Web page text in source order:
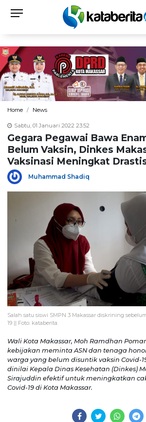
Home News
Sabtu, 01 Januari 2022 23:52
Gegara Pegawai Bawa
Belum Vaksin, Dinkes
Vaksinasi Meningkat
Muhammad Shadiq
Salah satu siswi SMPN 3 Makassar diskrining
19 || Foto: kataberita
Wali Kota Makassar, Moh Ramdhan
kebijakan meminta ASN dan tenaga
warga yang belum disuntik vaksin Covid-
dinilai Kepala Dinas Kesehatan (Dinkes)
Sirajuddin efektif untuk meningkatkan
Covid-19 di Kota Makassar.